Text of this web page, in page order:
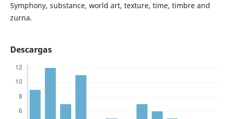
Symphony, substance, world art, texture, time, timbre and
zurna.
Descargas